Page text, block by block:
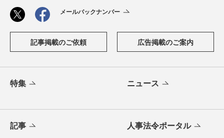
メールバックナンバー
記事掲載のご依頼 広告掲載のご案内
特集 ニュース
記事 人事法令ポータル